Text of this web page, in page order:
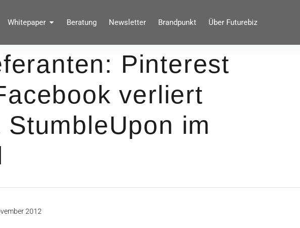
by BRANDPUNKT
Whitepaper Beratung Newsletter Brandpunkt Über Futurebiz
Pinterest
verliert
StumbleUpon im
2012